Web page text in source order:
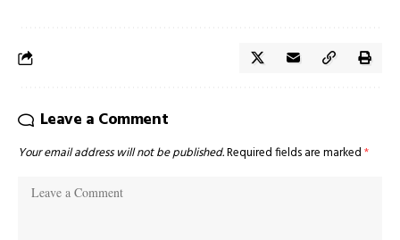
Leave a Comment
Your email address will not be published.Required fields are marked*